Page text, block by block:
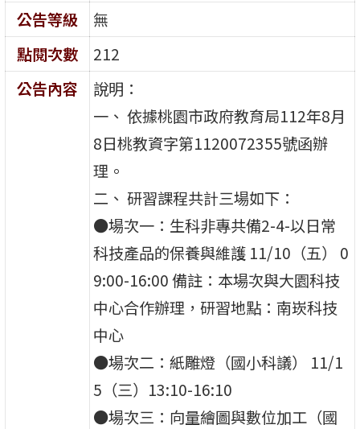
公告等級
無
點閱次數
212
公告內容
說明：
一、 依據桃園市政府教育局112年8月
8日桃教資字第1120072355號函辦
理。
二、 研習課程共計三場如下：
●場次一：生科非專共備2-4-以日常
科技產品的保養與維護 11/10（五） 0
9:00-16:00 備註：本場次與大園科技
中心合作辦理，研習地點：南崁科技
中心
●場次二：紙雕燈（國小科議） 11/1
5（三）13:10-16:10
●場次三：向量繪圖與數位加工（國